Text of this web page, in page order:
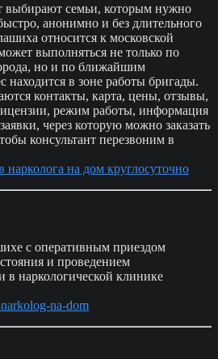
выбирают семьи, которым нужно
анонимно и без длительного
относится к московской
выполняться не только по
но и по ближайшим
находится в зоне работы бригады.
контакты, карта, цены, отзывы,
режим работы, информация
через которую можно заказать
консультант перезвоним в
нарколога на дом круглосуточно
с оперативным приездом
и проведением
в наркологической клинике
na-dom